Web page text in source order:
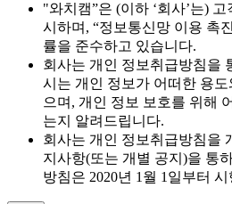
"와치캠”은 (이하 ‘회사’는)
시하며, “정보통신망 이용 촉
률을 준수하고 있습니다.
회사는 개인 정보취급방침을
시는 개인 정보가 어떠한 용
으며, 개인 정보 보호를 위해
는지 알려드립니다.
회사는 개인 정보취급방침을
지사항(또는 개별 공지)을 통
방침은 2020년 1월 1일부터